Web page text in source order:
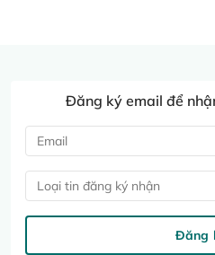
Đăng ký email để
Loại tin đăng ký nhận
Đăng